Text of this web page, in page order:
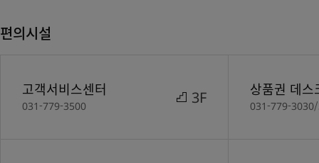
편의시설
고객서비스센터
031-779-3500 3F 상품권 데스
031-779-